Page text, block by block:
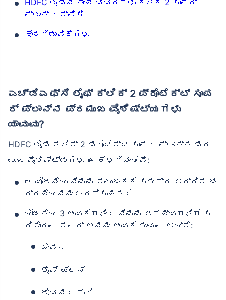
ಪ್ಲಾನ್ ರಕ್ಷಿಸಿ
ಹೊರಗಿಡುವಿಕೆಗಳು
ಎಚ್‌ಡಿಎಫ್‌ಸಿ ಲೈಫ್ ಕ್ಲಿಕ್ 2 ಪ್ರೊಟೆಕ್ಟ್ ಸೂಪ
ರ್ ಪ್ಲಾನ್‌ನ ಪ್ರಮುಖ ವೈಶಿಷ್ಟ್ಯಗಳು
ಯಾವುವು?
HDFC ಲೈಫ್ ಕ್ಲಿಕ್ 2 ಪ್ರೊಟೆಕ್ಟ್ ಸೂಪರ್ ಪ್ಲಾನ್‌ನ ಪ್ರ
ಮುಖ ವೈಶಿಷ್ಟ್ಯಗಳು ಈ ಕೆಳಗಿನಂತಿವೆ:
ಈ ಯೋಜನೆಯು ನಿಮ್ಮ ಕುಟುಂಬಕ್ಕೆ ಸಮಗ್ರ ಆರ್ಥಿಕ ಭ
ದ್ರತೆಯನ್ನು ಒದಗಿಸುತ್ತದೆ
ಯೋಜನೆಯ 3 ಆಯ್ಕೆಗಳಿಂದ ನಿಮ್ಮ ಅಗತ್ಯಗಳಿಗೆ ಸ
ರಿಹೊಂದುವ ಕವರ್ ಅನ್ನು ಆಯ್ಕೆ ಮಾಡುವ ಆಯ್ಕೆ:
ಜೀವನ
ಲೈಫ್ ಪ್ಲಸ್
ಜೀವನದ ಗುರಿ